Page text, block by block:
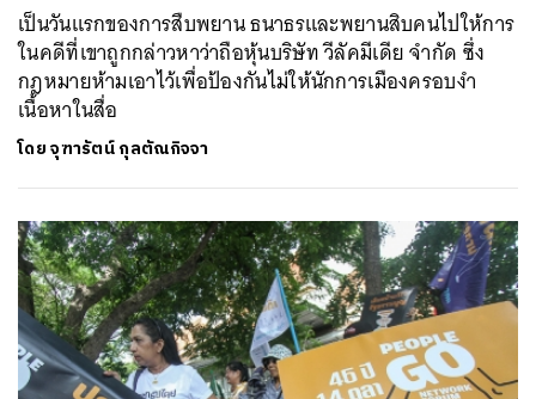
เป็นวันแรกของการสืบพยาน ธนาธรและพยานสิบคนไปให้การ
ในคดีที่เขาถูกกล่าวหาว่าถือหุ้นบริษัท วีลัคมีเดีย จำกัด ซึ่ง
กฎหมายห้ามเอาไว้เพื่อป้องกันไม่ให้นักการเมืองครอบงำ
เนื้อหาในสื่อ
โดยจุฑารัตน์ กุลตัณกิจจา